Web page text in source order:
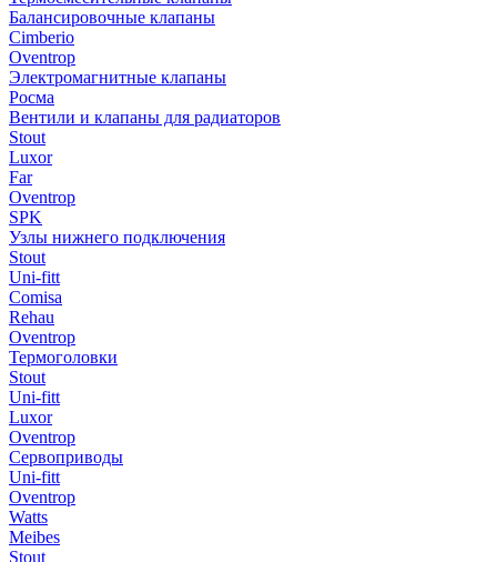
Балансировочные клапаны
Cimberio
Oventrop
Электромагнитные клапаны
Росма
Вентили и клапаны для радиаторов
Stout
Luxor
Far
Oventrop
SPK
Узлы нижнего подключения
Stout
Uni-fitt
Comisa
Rehau
Oventrop
Термоголовки
Stout
Uni-fitt
Luxor
Oventrop
Сервоприводы
Uni-fitt
Oventrop
Watts
Meibes
Stout